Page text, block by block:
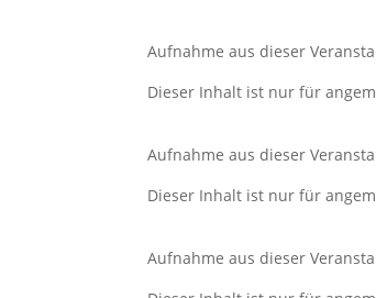
Aufnahme aus dieser
Dieser Inhalt ist nur für
Aufnahme aus dieser
Dieser Inhalt ist nur für
Aufnahme aus dieser